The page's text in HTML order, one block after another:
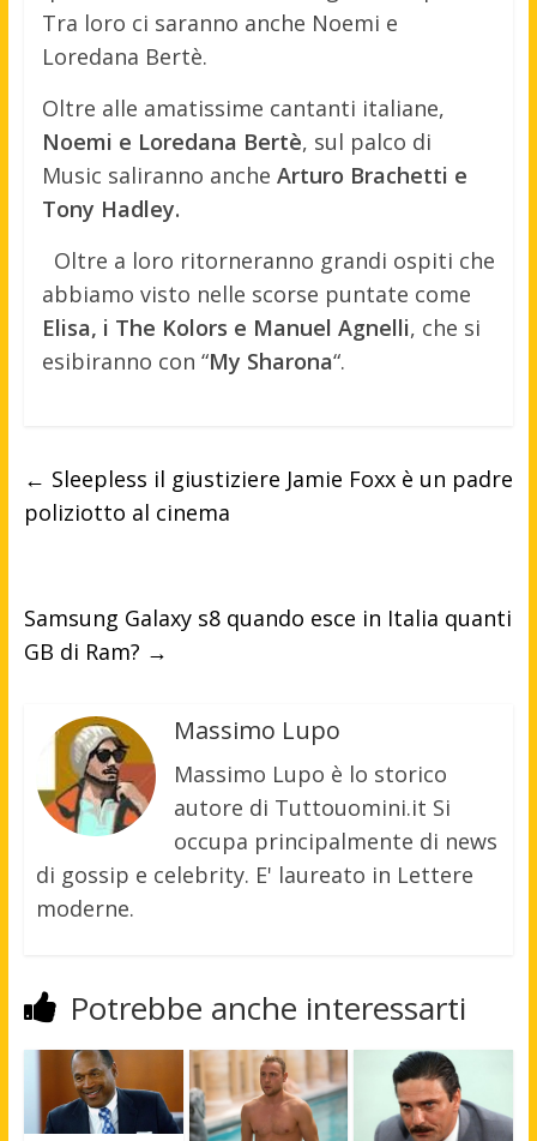
Tra loro ci saranno anche Noemi e
Loredana Bertè.
Oltre alle amatissime cantanti italiane,
Noemi e Loredana Bertè, sul palco di
Music saliranno anche Arturo Brachetti e
Tony Hadley.
Oltre a loro ritorneranno grandi ospiti che
abbiamo visto nelle scorse puntate come
Elisa, i The Kolors e Manuel Agnelli, che si
esibiranno con “My Sharona“.
← Sleepless il giustiziere Jamie Foxx è un padre
poliziotto al cinema
Samsung Galaxy s8 quando esce in Italia quanti
GB di Ram? →
Massimo Lupo
Massimo Lupo è lo storico
autore di Tuttouomini.it Si
occupa principalmente di news
di gossip e celebrity. E' laureato in Lettere
moderne.
Potrebbe anche interessarti